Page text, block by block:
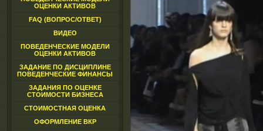
ОЦЕНКИ АКТИВОВ
FAQ (ВОПРОС/ОТВЕТ)
ВИДЕО
ПОВЕДЕНЧЕСКИЕ МОДЕЛИ
ОЦЕНКИ АКТИВОВ
ЗАДАНИЕ ПО ДИСЦИПЛИНЕ
ПОВЕДЕНЧЕСКИЕ ФИНАНСЫ
ЗАДАНИЯ ПО ОЦЕНКЕ
СТОИМОСТИ БИЗНЕСА
СТОИМОСТНАЯ ОЦЕНКА
ОФОРМЛЕНИЕ ВКР